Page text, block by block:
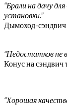
“Брали на дачу
установки.”
Дымоход-
“Недостатков не
Конус на
“Хорошая